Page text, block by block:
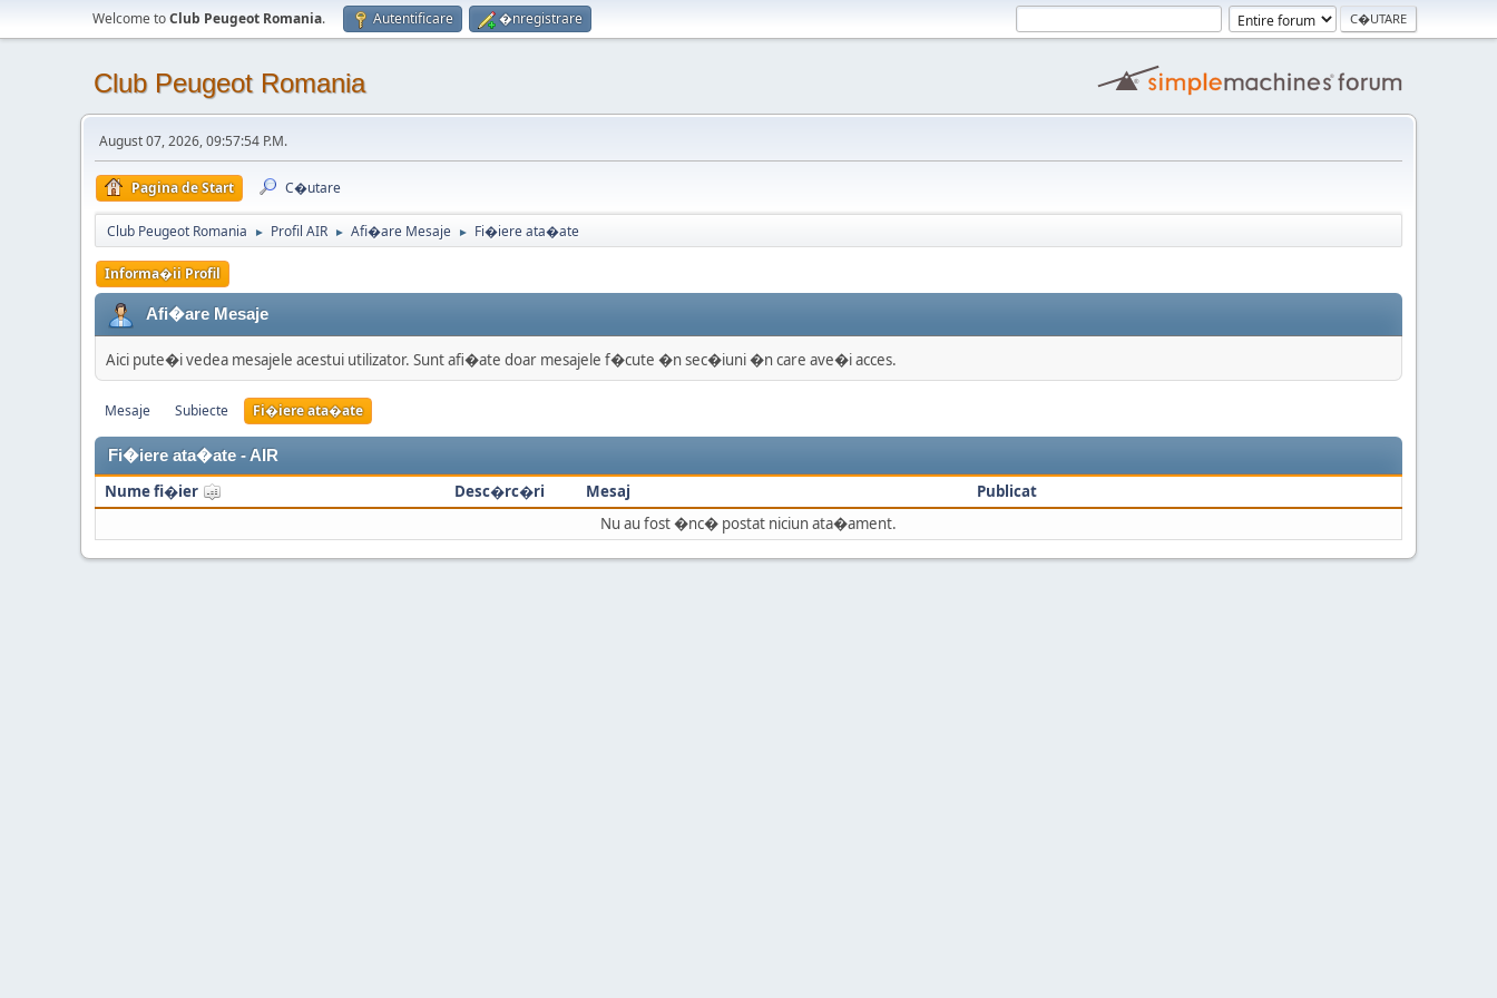
Welcome toClub Peugeot Romania. Autentificare �nregistrare
Club Peugeot Romania
August 07, 2026, 09:57:54 P.M.
Pagina de Start C�utare
Club Peugeot Romania ► Profil AIR ► Afi�are Mesaje ► Fi�iere ata�ate
Informa�ii Profil
Afi�are Mesaje
Aici pute�i vedea mesajele acestui utilizator. Sunt afi�ate doar mesajele f�cute �n sec�iuni �n care ave�i acces.
Mesaje Subiecte Fi�iere ata�ate
Fi�iere ata�ate - AIR
Nume fi�ier Desc�rc�ri Mesaj
Publicat
Nu au fost �nc� postat niciun ata�ament.